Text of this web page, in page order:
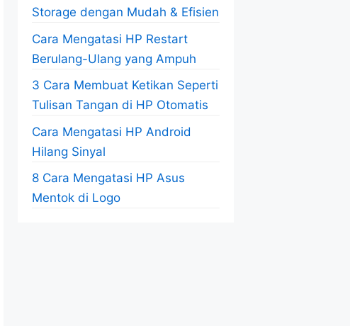
Storage dengan Mudah & Efisien
Cara Mengatasi HP Restart
Berulang-Ulang yang Ampuh
3 Cara Membuat Ketikan Seperti
Tulisan Tangan di HP Otomatis
Cara Mengatasi HP Android
Hilang Sinyal
8 Cara Mengatasi HP Asus
Mentok di Logo